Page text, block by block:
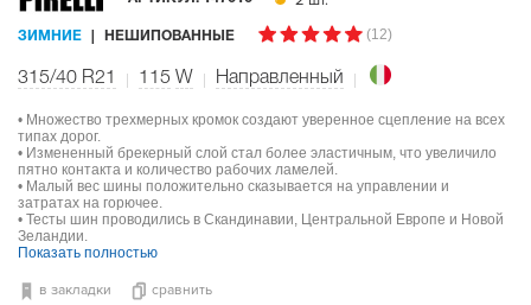
ЗИМНИЕ НЕШИПОВАННЫЕ (12)
315/40 R21 115 W Направленный
• Множество трехмерных кромок создают уверенное сцепление на всех
типах дорог.
• Измененный брекерный слой стал более эластичным, что увеличило
пятно контакта и количество рабочих ламелей.
• Малый вес шины положительно сказывается на управлении и
затратах на горючее.
• Тесты шин проводились в Скандинавии, Центральной Европе и Новой
Зеландии.
Показать полностью
в закладки сравнить